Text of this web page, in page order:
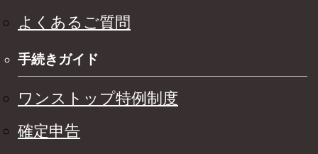
よくあるご質問
手続きガイド
ワンストップ特例制度
確定申告